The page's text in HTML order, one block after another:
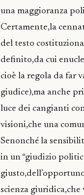
una maggioranza
Certamente,la
del testo
definito,da cui
cioè la regola da far
giudice),ma anche
luce dei cangianti
visioni,che una
Senonché la
in un “giudizio
scienza